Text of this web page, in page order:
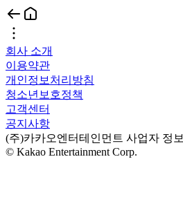
회사 소개
이용약관
개인정보처리방침
청소년보호정책
고객센터
공지사항
(주)카카오엔터테인먼트 사업자 정보
© Kakao Entertainment Corp.